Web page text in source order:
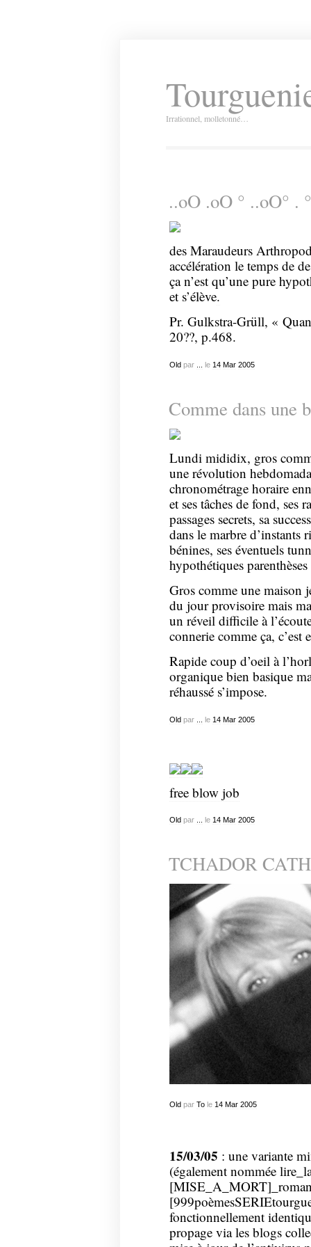
Irrationnel, molletonné…
..oO .oO ° ..oO° .
des Maraudeurs
accélération le temps de
ça n’est qu’une pure
et s’élève.
Pr. Gulkstra-Grüll, «
20??, p.468.
Oldpar le 14 Mar 2005
Comme dans une
Lundi mididix, gros
une révolution
chronométrage horaire
et ses tâches de fond, ses
passages secrets, sa
dans le marbre d’instants
bénines, ses éventuels
hypothétiques parenthèses
Gros comme une maison
du jour provisoire mais
un réveil difficile à
connerie comme ça, c’est
Rapide coup d’oeil à
organique bien basique
réhaussé s’impose.
Oldpar le 14 Mar 2005
free blow job
Oldpar le 14 Mar 2005
TCHADOR
Oldpar Tole 14 Mar 2005
15/03/05 : une variante
(également nommée
fonctionnellement
propage via les blogs